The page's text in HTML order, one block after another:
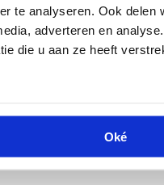
te analyseren. Ook
adverteren en
die u aan ze heeft
Oké